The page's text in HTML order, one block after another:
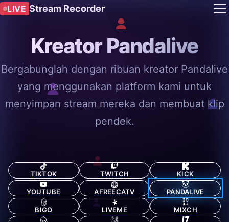
LIVE Stream Recorder
Kreator Pandalive
Bergabunglah dengan ribuan kreator Pandalive
yang menggunakan platform kami untuk
menyimpan stream mereka dan membuat klip
pendek.
TIKTOK TWITCH KICK
YOUTUBE AFREECATV PANDALIVE
BIGO LIVEME MIXCH